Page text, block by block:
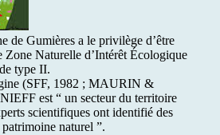
de Gumières a le privilège d’être
Zone Naturelle d’Intérêt Écologique
type II.
(SFF, 1982 ; MAURIN &
est “ un secteur du territoire
scientifiques ont identifié des
naturel ”.